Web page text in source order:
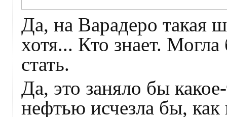
Да, на Варадеро такая
хотя... Кто знает.
стать.
Да, это заняло бы
нефтью исчезла бы,